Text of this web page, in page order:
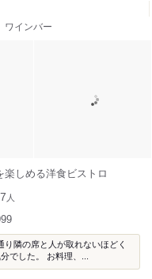
ワインバー
しめる洋食ビストロ
人
り隣の席と人が取れないほどく
でした。 お料理、...